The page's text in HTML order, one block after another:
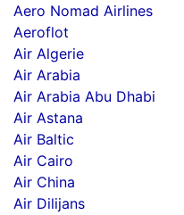
Aero Nomad Airlines
Aeroflot
Air Algerie
Air Arabia
Air Arabia Abu Dhabi
Air Astana
Air Baltic
Air Cairo
Air China
Air Dilijans